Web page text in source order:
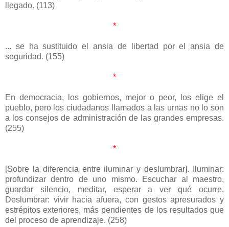
llegado. (113)
*
... se ha sustituido el ansia de libertad por el ansia de
seguridad. (155)
*
En democracia, los gobiernos, mejor o peor, los elige el
pueblo, pero los ciudadanos llamados a las urnas no lo son
a los consejos de administración de las grandes empresas.
(255)
*
[Sobre la diferencia entre iluminar y deslumbrar]. Iluminar:
profundizar dentro de uno mismo. Escuchar al maestro,
guardar silencio, meditar, esperar a ver qué ocurre.
Deslumbrar: vivir hacia afuera, con gestos apresurados y
estrépitos exteriores, más pendientes de los resultados que
del proceso de aprendizaje. (258)